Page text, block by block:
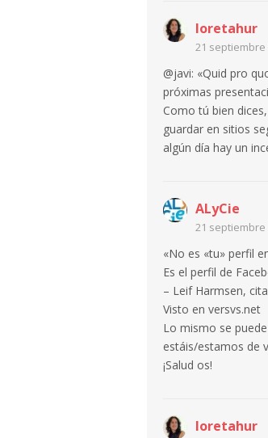
loretahur
21 septiembre
@javi: «Quid pro
próximas
Como tú bien
guardar en sitios
algún día hay un
ALyCie
21 septiembre
«No es «tu» perfil
Es el perfil de
– Leif Harmsen,
Visto en versvs.net
Lo mismo se
estáis/estamos de
¡Salud os!
loretahur